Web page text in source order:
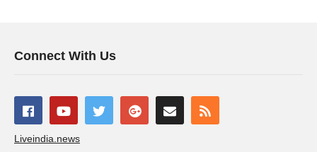
Connect With Us
Liveindia.news